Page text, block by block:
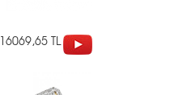
16069,65 TL